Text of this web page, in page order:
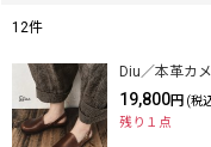
表示数:
在庫あり
12件
Diu／本革カ
19,800円 (税
残り１点